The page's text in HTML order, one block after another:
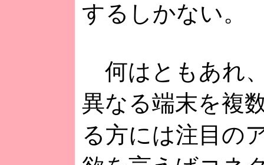
するしかない。
何はともあれ
異なる端末を複
る方には注目の